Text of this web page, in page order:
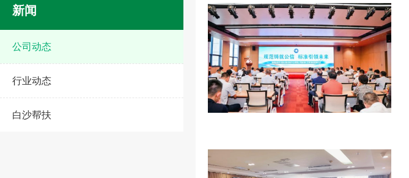
新闻
公司动态
行业动态
白沙帮扶